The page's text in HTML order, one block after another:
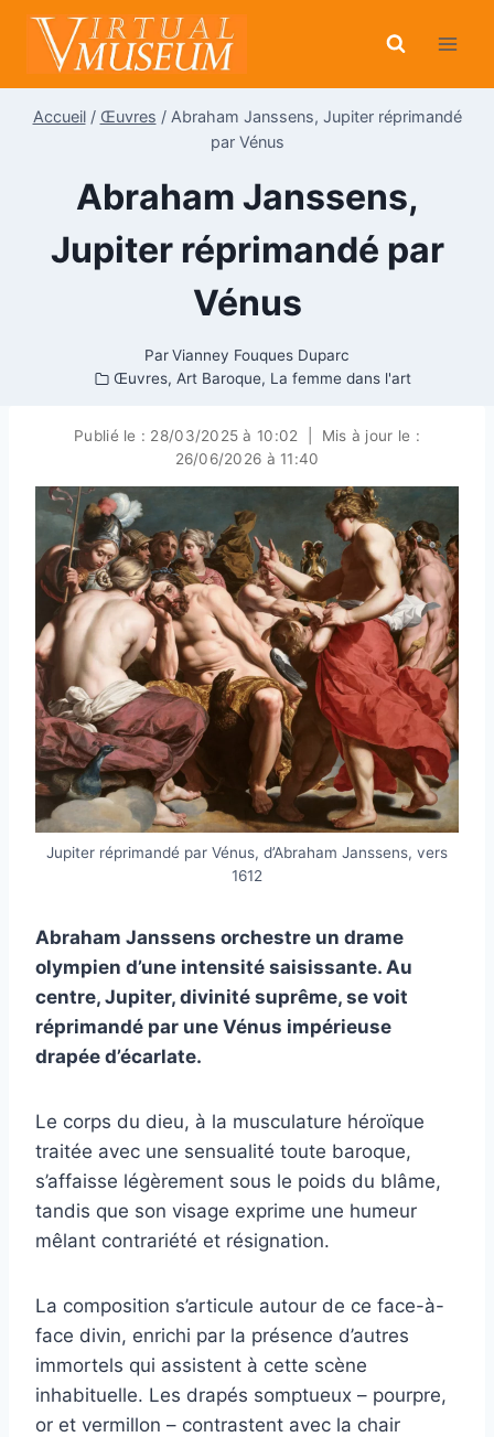
Aller
contenu
Accueil / Œuvres / Abraham Janssens, Jupiter réprimandé
par Vénus
Abraham Janssens,
Jupiter réprimandé par
Vénus
ParVianney Fouques Duparc
Œuvres,Art Baroque, La femme dans l'art
Publié le : 28/03/2025 à 10:02
Mis à jour le :
26/06/2026 à 11:40
Jupiter réprimandé par Vénus, d’Abraham Janssens, vers
1612
Abraham Janssens orchestre un drame
olympien d’une intensité saisissante. Au
centre, Jupiter, divinité suprême, se voit
réprimandé par une Vénus impérieuse
drapée d’écarlate.
Le corps du dieu, à la musculature héroïque
traitée avec une sensualité toute baroque,
s’affaisse légèrement sous le poids du blâme,
tandis que son visage exprime une humeur
mêlant contrariété et résignation.
La composition s’articule autour de ce face-à-
face divin, enrichi par la présence d’autres
immortels qui assistent à cette scène
inhabituelle. Les drapés somptueux – pourpre,
or et vermillon – contrastent avec la chair